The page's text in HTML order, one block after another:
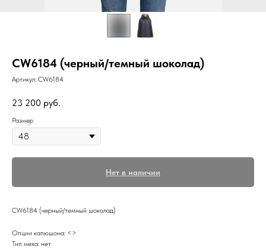
CW6184 (черный/темный шоколад)
Артикул: CW6184
23 200 руб.
Размер
Нет в наличии
CW6184 (черный/темный шоколад)
Опции капюшона: <>
Тип меха: нет